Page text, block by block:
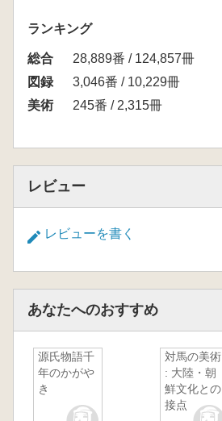
ランキング
総合
28,889番 / 124,857冊
図録
3,046番 / 10,229冊
美術
245番 / 2,315冊
レビュー
レビューを書く
あなたへのおすすめ
源氏物語千
年のかがや
き
対馬の美術
: 大陸・朝
鮮文化との
接点